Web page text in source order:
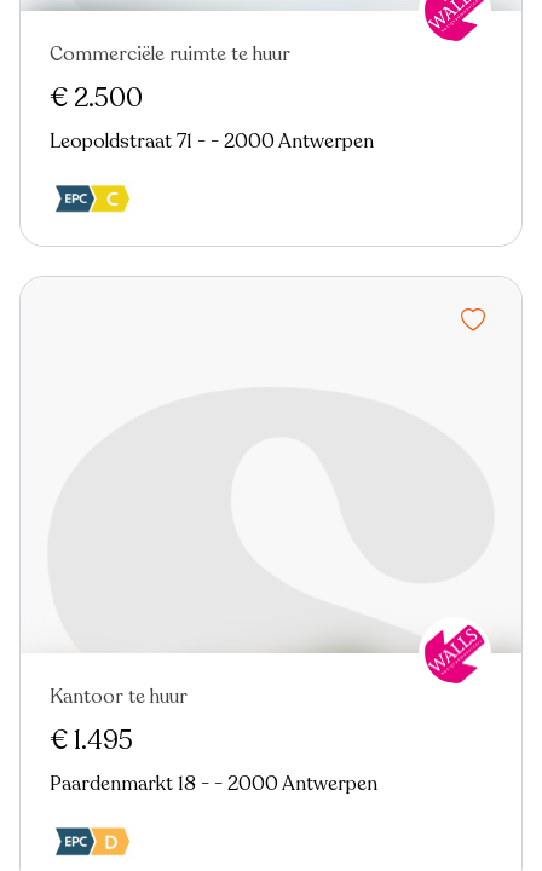
Nieuw
Commerciële ruimte te huur
€ 2.500
Leopoldstraat 71 - - 2000 Antwerpen
Nieuw
Kantoor te huur
€ 1.495
Paardenmarkt 18 - - 2000 Antwerpen